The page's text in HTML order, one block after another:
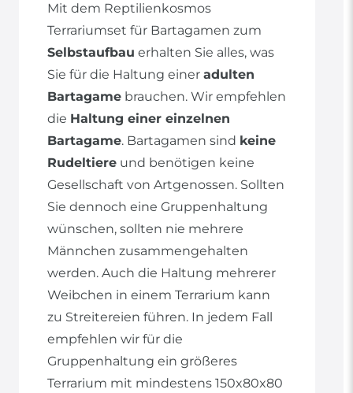
Mit dem Reptilienkosmos
Terrariumset für Bartagamen zum
Selbstaufbau erhalten Sie alles, was
Sie für die Haltung einer adulten
Bartagame brauchen. Wir empfehlen
die Haltung einer einzelnen
Bartagame. Bartagamen sind keine
Rudeltiere und benötigen keine
Gesellschaft von Artgenossen. Sollten
Sie dennoch eine Gruppenhaltung
wünschen, sollten nie mehrere
Männchen zusammengehalten
werden. Auch die Haltung mehrerer
Weibchen in einem Terrarium kann
zu Streitereien führen. In jedem Fall
empfehlen wir für die
Gruppenhaltung ein größeres
Terrarium mit mindestens 150x80x80